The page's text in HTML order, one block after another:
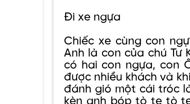
Đi xe ngựa
Chiếc xe cùng con
Anh là con của chú Tư
có hai con ngựa, con
được nhiều khách và
đánh gió một cái tróc
kèn anh bóp tò te tò